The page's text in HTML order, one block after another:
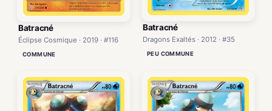
Batracné
Éclipse Cosmique · 2019 · #116
COMMUNE
Batracné
Dragons Exaltés · 2012 · #35
PEU COMMUNE